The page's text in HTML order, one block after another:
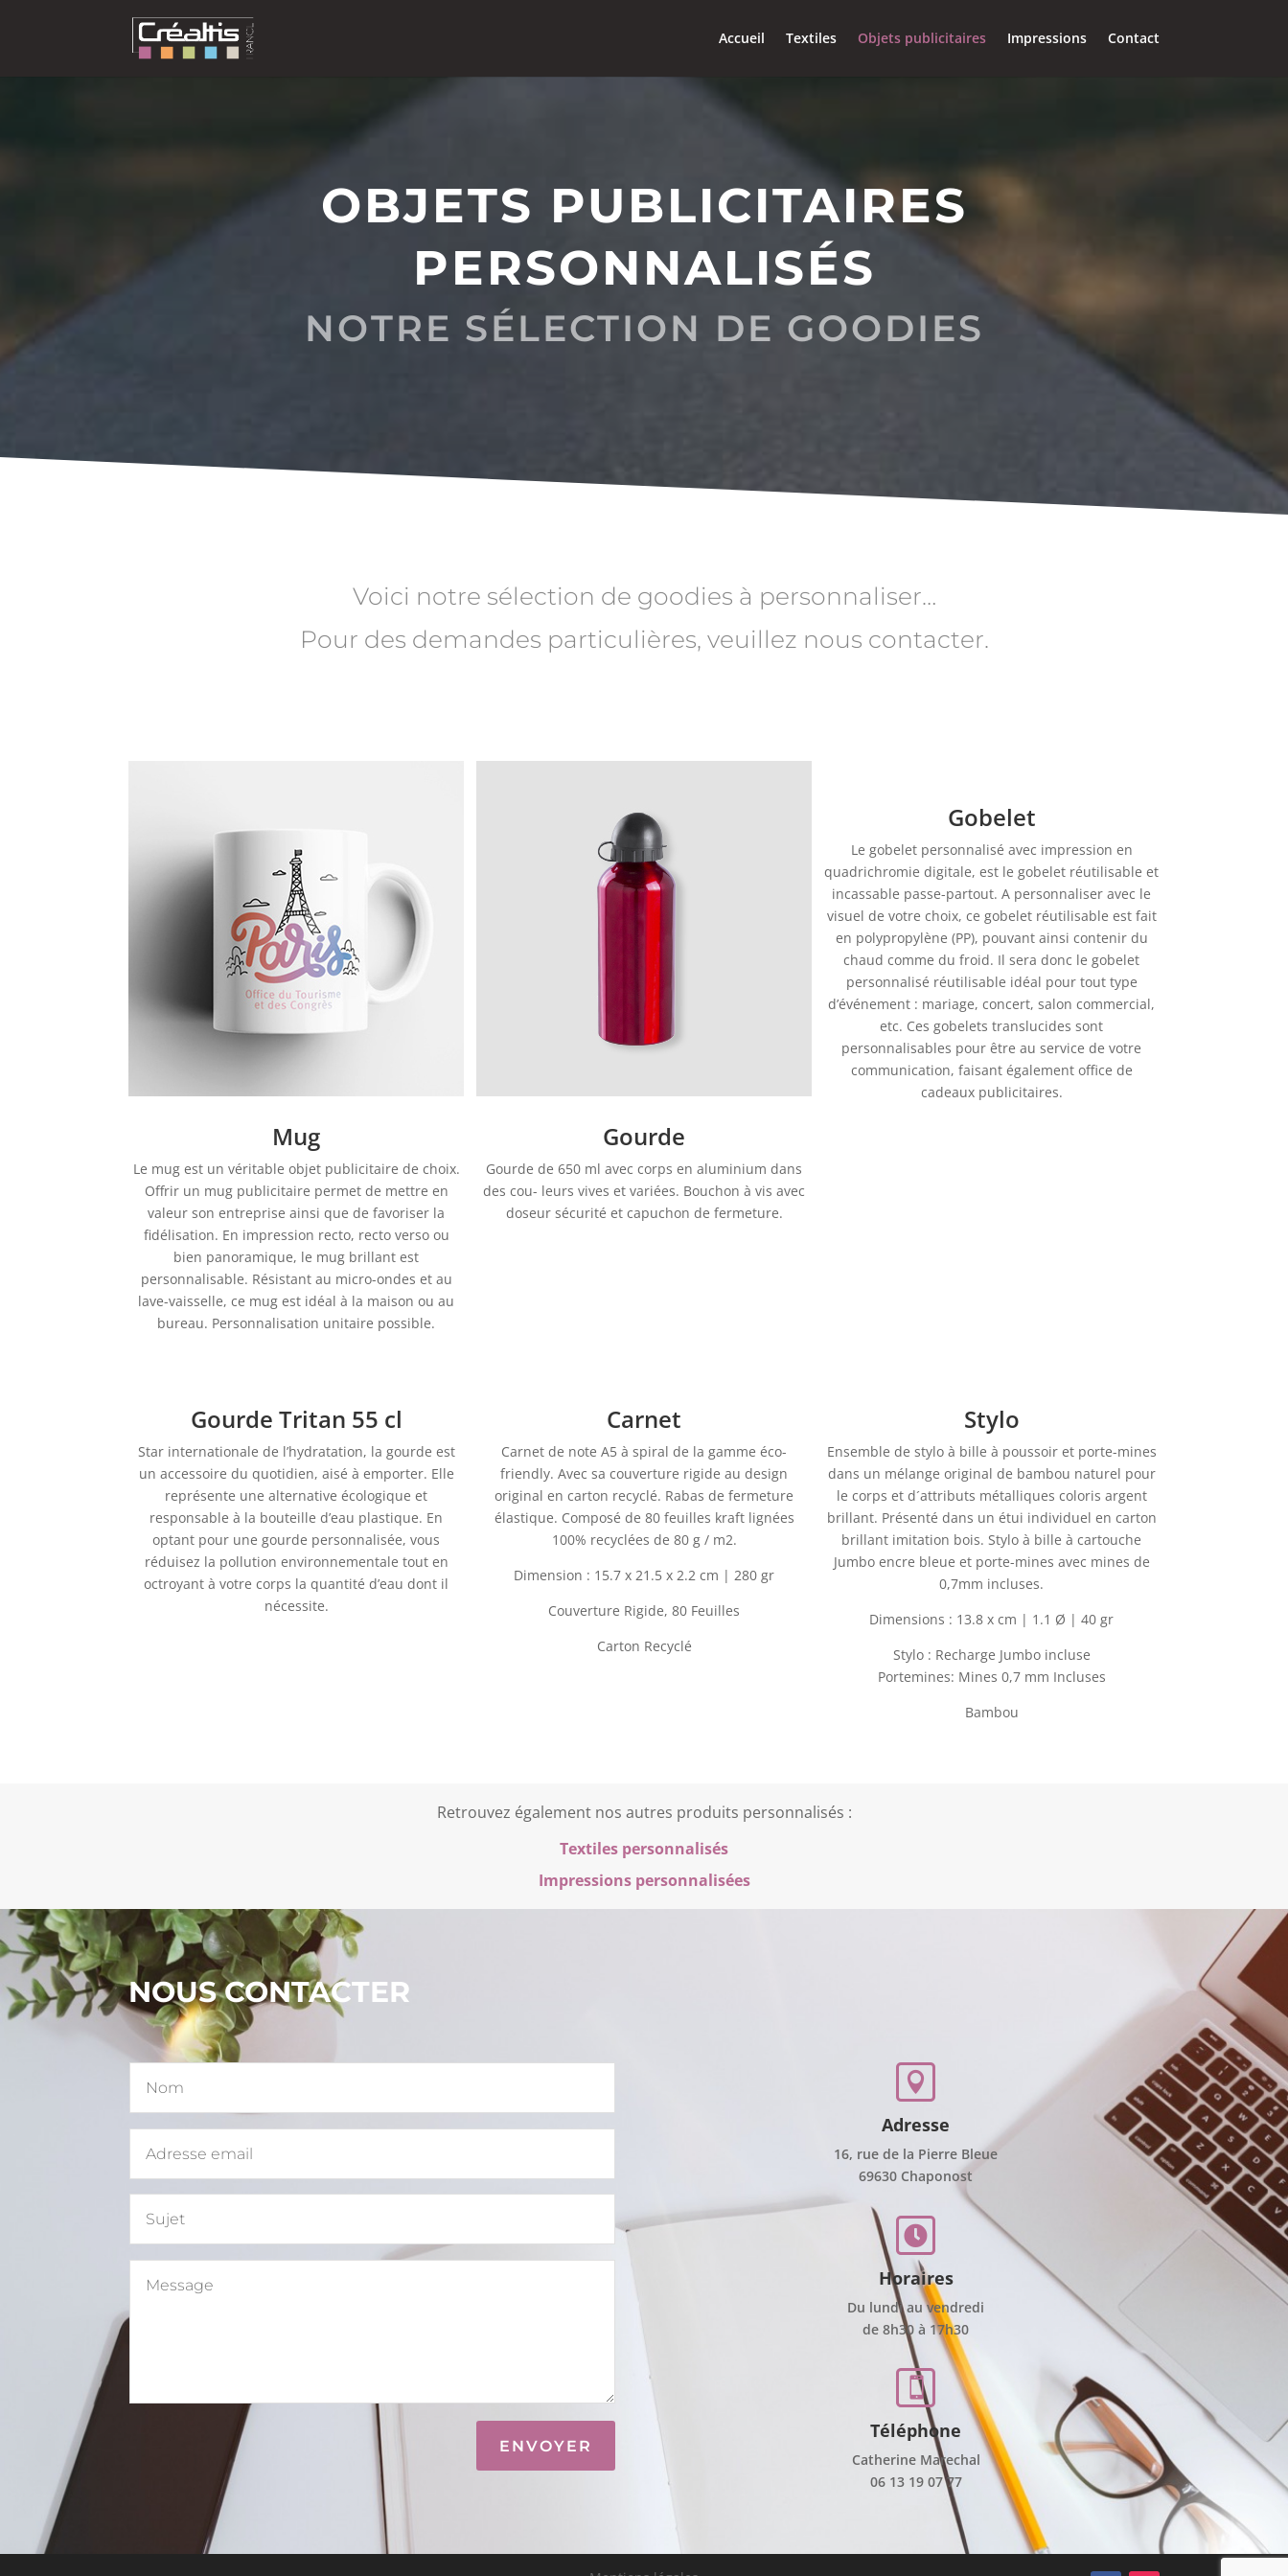
Accueil Textiles Objets publicitaires Impressions Contact
OBJETS PUBLICITAIRES
PERSONNALISÉS
NOTRE SÉLECTION DE GOODIES
Voici notre sélection de goodies à personnaliser…
Pour des demandes particulières, veuillez nous contacter.
Mug
Le mug est un véritable objet publicitaire de choix.
Offrir un mug publicitaire permet de mettre en
valeur son entreprise ainsi que de favoriser la
fidélisation. En impression recto, recto verso ou
bien panoramique, le mug brillant est
personnalisable. Résistant au micro-ondes et au
lave-vaisselle, ce mug est idéal à la maison ou au
bureau. Personnalisation unitaire possible.
Gourde
Gourde de 650 ml avec corps en aluminium dans
des cou- leurs vives et variées. Bouchon à vis avec
doseur sécurité et capuchon de fermeture.
Gobelet
Le gobelet personnalisé avec impression en
quadrichromie digitale, est le gobelet réutilisable et
incassable passe-partout. A personnaliser avec le
visuel de votre choix, ce gobelet réutilisable est fait
en polypropylène (PP), pouvant ainsi contenir du
chaud comme du froid. Il sera donc le gobelet
personnalisé réutilisable idéal pour tout type
d’événement : mariage, concert, salon commercial,
etc. Ces gobelets translucides sont
personnalisables pour être au service de votre
communication, faisant également office de
cadeaux publicitaires.
Gourde Tritan 55 cl
Star internationale de l’hydratation, la gourde est
un accessoire du quotidien, aisé à emporter. Elle
représente une alternative écologique et
responsable à la bouteille d’eau plastique. En
optant pour une gourde personnalisée, vous
réduisez la pollution environnementale tout en
octroyant à votre corps la quantité d’eau dont il
nécessite.
Carnet
Carnet de note A5 à spiral de la gamme éco-
friendly. Avec sa couverture rigide au design
original en carton recyclé. Rabas de fermeture
élastique. Composé de 80 feuilles kraft lignées
100% recyclées de 80 g / m2.
Dimension : 15.7 x 21.5 x 2.2 cm | 280 gr
Couverture Rigide, 80 Feuilles
Carton Recyclé
Stylo
Ensemble de stylo à bille à poussoir et porte-mines
dans un mélange original de bambou naturel pour
le corps et d´attributs métalliques coloris argent
brillant. Présenté dans un étui individuel en carton
brillant imitation bois. Stylo à bille à cartouche
Jumbo encre bleue et porte-mines avec mines de
0,7mm incluses.
Dimensions : 13.8 x cm | 1.1 Ø | 40 gr
Stylo : Recharge Jumbo incluse
Portemines: Mines 0,7 mm Incluses
Bambou
Retrouvez également nos autres produits personnalisés :
Textiles personnalisés
Impressions personnalisées
NOUS CONTACTER
ENVOYER

Adresse
16, rue de la Pierre Bleue
69630 Chaponost

Horaires
Du lundi au vendredi
de 8h30 à 17h30

Téléphone
Catherine Marechal
06 13 19 07 77